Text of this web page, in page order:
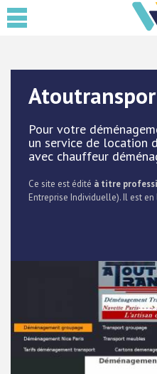
Pour votre
un service de location
avec chauffeur
Ce site est édité à titre
Entreprise Individuelle). Il est